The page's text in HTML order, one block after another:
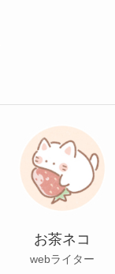
お茶ネコ
webライター